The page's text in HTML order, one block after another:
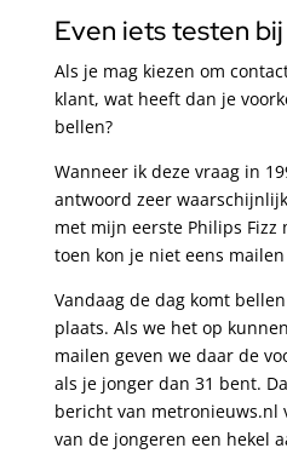
Even iets testen
Als je mag kiezen om
klant, wat heeft dan je
bellen?
Wanneer ik deze vraag in
antwoord zeer
met mijn eerste Philips Fizz
toen kon je niet eens
Vandaag de dag komt
plaats. Als we het op
mailen geven we daar de
als je jonger dan 31 bent.
bericht van metronieuws.nl
van de jongeren een hekel